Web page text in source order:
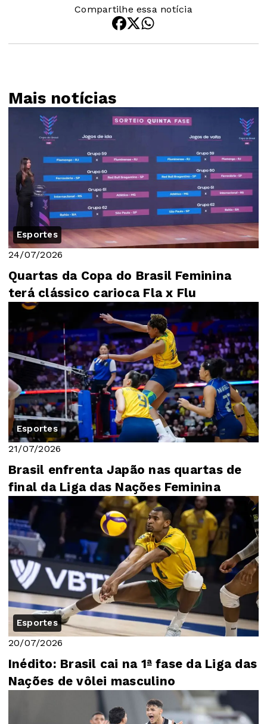
Compartilhe essa notícia
Mais notícias
Esportes
24/07/2026
Quartas da Copa do Brasil Feminina
terá clássico carioca Fla x Flu
Esportes
21/07/2026
Brasil enfrenta Japão nas quartas de
final da Liga das Nações Feminina
Esportes
20/07/2026
Inédito: Brasil cai na 1ª fase da Liga das
Nações de vôlei masculino